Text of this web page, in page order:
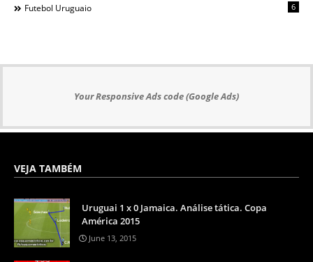
Futebol Uruguaio 6
Your Responsive Ads code (Google Ads)
VEJA TAMBÉM
Uruguai 1 x 0 Jamaica. Análise tática. Copa
América 2015
June 13, 2015